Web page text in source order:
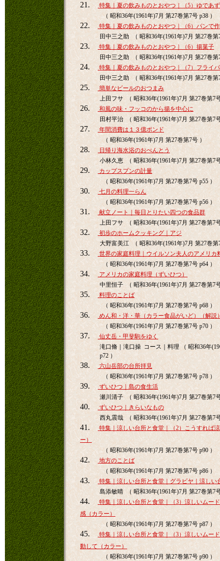
21.
特集｜夏の飲みものとおやつ｜（5）ゆであ
（ 昭和36年(1961年)7月 第27巻第7号 p38 ）
22.
特集｜夏の飲みものとおやつ｜（6）パンで
田中三之助 （ 昭和36年(1961年)7月 第27巻第
23.
特集｜夏の飲みものとおやつ｜（6）揚菓子
田中三之助 （ 昭和36年(1961年)7月 第27巻第
24.
特集｜夏の飲みものとおやつ｜（7）フライ
田中三之助 （ 昭和36年(1961年)7月 第27巻第
25.
簡単なビールのおつまみ
上田フサ （ 昭和36年(1961年)7月 第27巻第7
26.
和風の味・フッコのから揚を中心に
田村平治 （ 昭和36年(1961年)7月 第27巻第7
27.
年間消費は１３億ポンド
（ 昭和36年(1961年)7月 第27巻第7号 ）
28.
日帰り海水浴のおべんとう
小林久恵 （ 昭和36年(1961年)7月 第27巻第7
29.
カップスプンの計量
（ 昭和36年(1961年)7月 第27巻第7号 p55 ）
30.
七月の料理一らん
（ 昭和36年(1961年)7月 第27巻第7号 p56 ）
31.
献立ノート｜毎日とりたい四つの食品群
上田フサ （ 昭和36年(1961年)7月 第27巻第7
32.
初歩のホームクッキング｜アジ
大野富美江 （ 昭和36年(1961年)7月 第27巻第
33.
世界の家庭料理｜ウイルソン夫人のアメリカ
（ 昭和36年(1961年)7月 第27巻第7号 p64 ）
34.
アメリカの家庭料理（ずいひつ）
中里恒子 （ 昭和36年(1961年)7月 第27巻第7
35.
料理のことば
（ 昭和36年(1961年)7月 第27巻第7号 p68 ）
36.
めん和・洋・華（カラー食品がいど）（解説
（ 昭和36年(1961年)7月 第27巻第7号 p70 ）
37.
仙丈岳・甲斐駒をゆく
滝口脩｜滝口操 コース｜料理 （ 昭和36年
p72 ）
38.
六山岳部の台所拝見
（ 昭和36年(1961年)7月 第27巻第7号 p78 ）
39.
ずいひつ｜島の食生活
瀬川清子 （ 昭和36年(1961年)7月 第27巻第7
40.
ずいひつ｜きらいなもの
西丸震哉 （ 昭和36年(1961年)7月 第27巻第7
41.
特集｜涼しい台所と食堂｜（2）こうすれば
ー）
（ 昭和36年(1961年)7月 第27巻第7号 p90 ）
42.
地方のことば
（ 昭和36年(1961年)7月 第27巻第7号 p86 ）
43.
特集｜涼しい台所と食堂｜グラビヤ｜涼しい
島添敏晴 （ 昭和36年(1961年)7月 第27巻第7
44.
特集｜涼しい台所と食堂｜（3）涼しいムー
感（カラー）
（ 昭和36年(1961年)7月 第27巻第7号 p87 ）
45.
特集｜涼しい台所と食堂｜（3）涼しいムー
動して（カラー）
（ 昭和36年(1961年)7月 第27巻第7号 p90 ）